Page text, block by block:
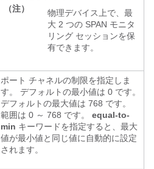
（注）
物理デバイス上で、最
大 2 つの SPAN モニタ
リング セッションを保
有できます。
ポート チャネルの制限を指定しま
す。 デフォルトの最小値は 0 です。
デフォルトの最大値は 768 です。
範囲は 0 ～ 768 です。 equal-to-
min キーワードを指定すると、最大
値が最小値と同じ値に自動的に設定
されます。